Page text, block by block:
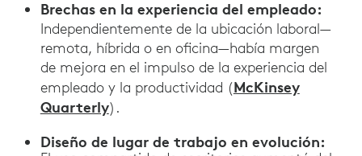
Brechas en la experiencia del empleado:
Independientemente de la ubicación laboral—
remota, híbrida o en oficina—había margen
de mejora en el impulso de la experiencia del
empleado y la productividad (McKinsey
Quarterly).
Diseño de lugar de trabajo en evolución: